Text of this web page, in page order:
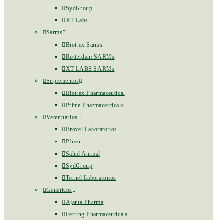
SydGroup
XT Labs
Sarms
Biotrex Sarms
Rotterdam SARMs
XT LABS SARMs
Suplementos
Biotrex Pharmaceutical
Prime Pharmaceuticals
Veterinarios
Brovel Laboratorios
Pfizer
Salud Animal
SydGroup
Tornel Laboratorios
Genéricos
Ajanta Pharma
Ferring Pharmaceuticals